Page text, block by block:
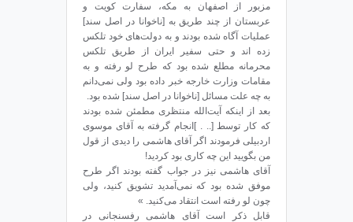
مزبور از اصفهان به مکه، سفارت کویت و
عربستان از چند طریق به [ناخوانا در اصل سند]
عملیات آگاه شده بودند و به دولت‌های خود تلکس
زده اند و حتی سفیر ایران از طریق تلکس
محرمانه مطلع شده بود که طرح لو رفته و به
مقامات وزارت خارجه خبر داده بود ولی نمی‌دانم
به چه علت مسائل [ناخوانا در اصل سند] شده بود.
بعد از اینکه آیت‌الله منتظری مطمئن شده بودند
که کار توسط [.. . ]انجام گرفته به آقای موسوی
اردبیلی فرمودند اگر آقای هاشمی را دیدی از قول
من بگویید این چه کاری بود کردید!
آقای هاشمی نیز در جواب گفته بودند اگر طرح
موفق شده بود که نمی‌آمدید تشویق کنید، ولی
چون لو رفته است انتقاد می‌کنید. »
قابل ذکر است آقای هاشمی رفسنجانی در